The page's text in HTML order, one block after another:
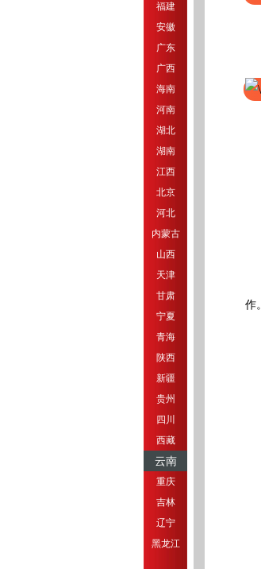
福建
安徽
广东
广西
海南
河南
湖北
湖南
江西
北京
河北
内蒙古
山西
天津
甘肃
宁夏
青海
陕西
新疆
贵州
四川
西藏
云南
重庆
吉林
辽宁
黑龙江
作。